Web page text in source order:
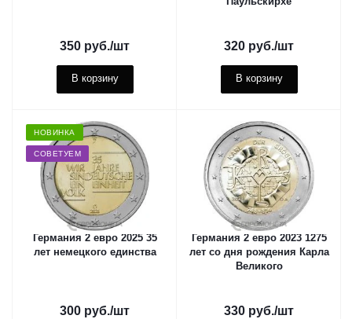
350 руб./шт
В корзину
320 руб./шт
В корзину
НОВИНКА
СОВЕТУЕМ
Германия 2 евро 2025 35
лет немецкого единства
300 руб./шт
Германия 2 евро 2023 1275
лет со дня рождения Карла
Великого
330 руб./шт